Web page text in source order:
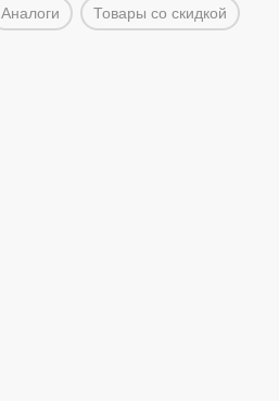
Аналоги Товары со скидкой